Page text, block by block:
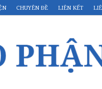
CHUYÊN ĐỀ LIÊN KẾT